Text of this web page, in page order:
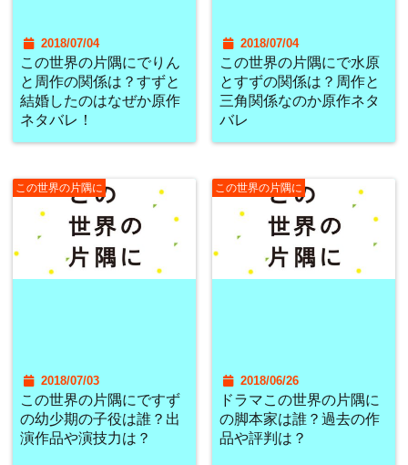
2018/07/04
この世界の片隅にでりん
と周作の関係は？すずと
結婚したのはなぜか原作
ネタバレ！
2018/07/04
この世界の片隅にで水原
とすずの関係は？周作と
三角関係なのか原作ネタ
バレ
この世界の片隅に
2018/07/03
この世界の片隅にですず
の幼少期の子役は誰？出
演作品や演技力は？
この世界の片隅に
2018/06/26
ドラマこの世界の片隅に
の脚本家は誰？過去の作
品や評判は？